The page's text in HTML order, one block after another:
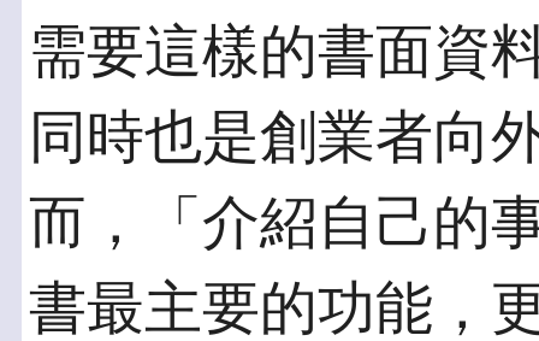
需要這樣的書面資
同時也是創業者向
而，「介紹自己的
書最主要的功能，